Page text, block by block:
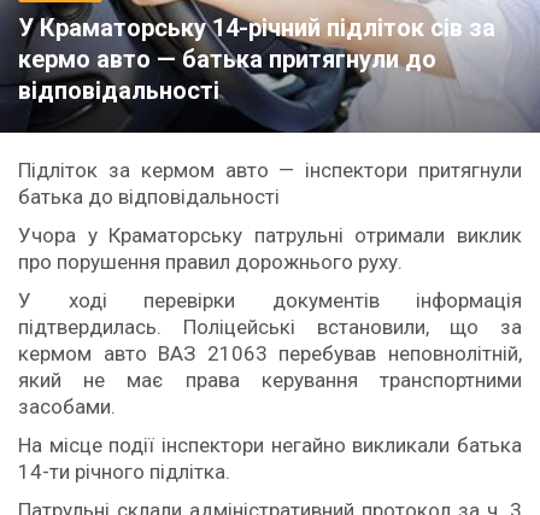
У Краматорську 14-річний підліток сів за
кермо авто — батька притягнули до
відповідальності
Підліток за кермом авто — інспектори притягнули
батька до відповідальності
Учора у Краматорську патрульні отримали виклик
про порушення правил дорожнього руху.
У ході перевірки документів інформація
підтвердилась. Поліцейські встановили, що за
кермом авто ВАЗ 21063 перебував неповнолітній,
який не має права керування транспортними
засобами.
На місце події інспектори негайно викликали батька
14-ти річного підлітка.
Патрульні склали адміністративний протокол за ч. 3